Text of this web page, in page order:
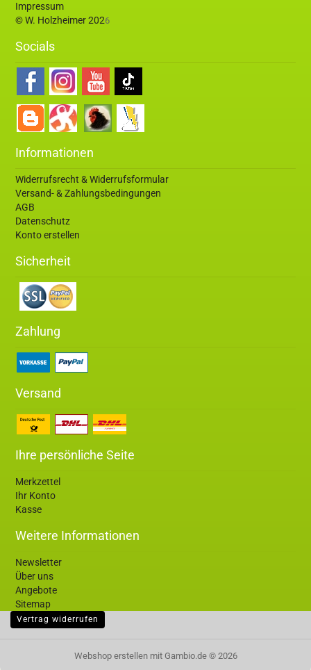
Impressum
© W. Holzheimer 2026
Socials
Informationen
Widerrufsrecht & Widerrufsformular
Versand- & Zahlungsbedingungen
AGB
Datenschutz
Konto erstellen
Sicherheit
Zahlung
Versand
Ihre persönliche Seite
Merkzettel
Ihr Konto
Kasse
Weitere Informationen
Newsletter
Über uns
Angebote
Sitemap
Vertrag widerrufen
Webshop erstellenmit Gambio.de © 2026